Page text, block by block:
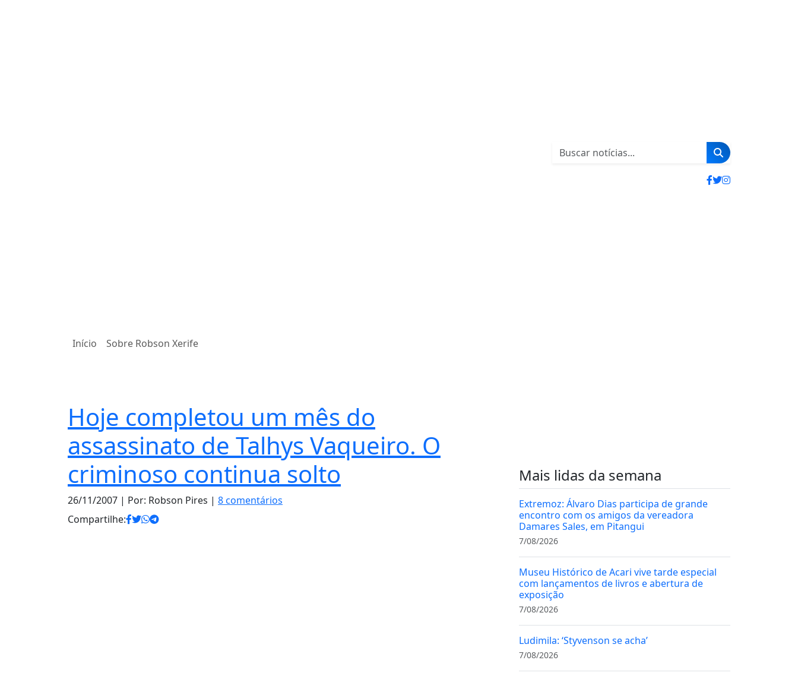
Início Sobre Robson Xerife
Hoje completou um mês do
assassinato de Talhys Vaqueiro. O
criminoso continua solto
26/11/2007 | Por: Robson Pires | 8 comentários
Compartilhe:
Mais lidas da semana
Extremoz: Álvaro Dias participa de grande
encontro com os amigos da vereadora
Damares Sales, em Pitangui
7/08/2026
Museu Histórico de Acari vive tarde especial
com lançamentos de livros e abertura de
exposição
7/08/2026
Ludimila: ‘Styvenson se acha’
7/08/2026